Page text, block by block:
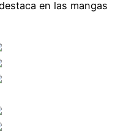
en las mangas